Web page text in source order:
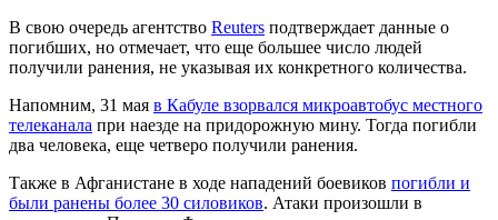
В свою очередь агентство Reuters подтверждает данные о
погибших, но отмечает, что еще большее число людей
получили ранения, не указывая их конкретного количества.
Напомним, 31 мая в Кабуле взорвался микроавтобус местного
телеканала при наезде на придорожную мину. Тогда погибли
два человека, еще четверо получили ранения.
Также в Афганистане в ходе нападений боевиков погибли и
были ранены более 30 силовиков. Атаки произошли в